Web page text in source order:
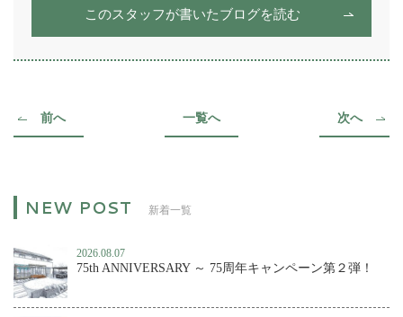
このスタッフが書いたブログを読む
前へ 一覧へ 次へ
新着一覧
2026.08.07
75th ANNIVERSARY ～ 75周年キャンペーン第２弾！